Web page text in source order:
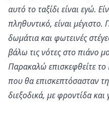
αυτό το ταξίδι είναι εγώ.
πληθυντικό, είναι
δωμάτια και φωτεινές
βάλω τις νότες στο πιάνο
Παρακαλώ επισκεφθείτε το
που θα επισκεπτόσασταν
διεξοδικά, με φροντίδα και